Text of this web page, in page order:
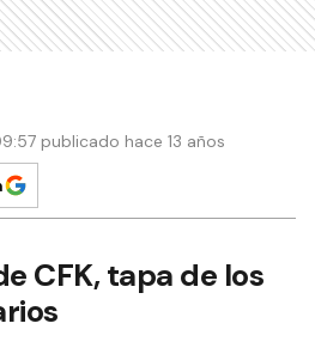
publicado hace 13 años
CFK, tapa de los